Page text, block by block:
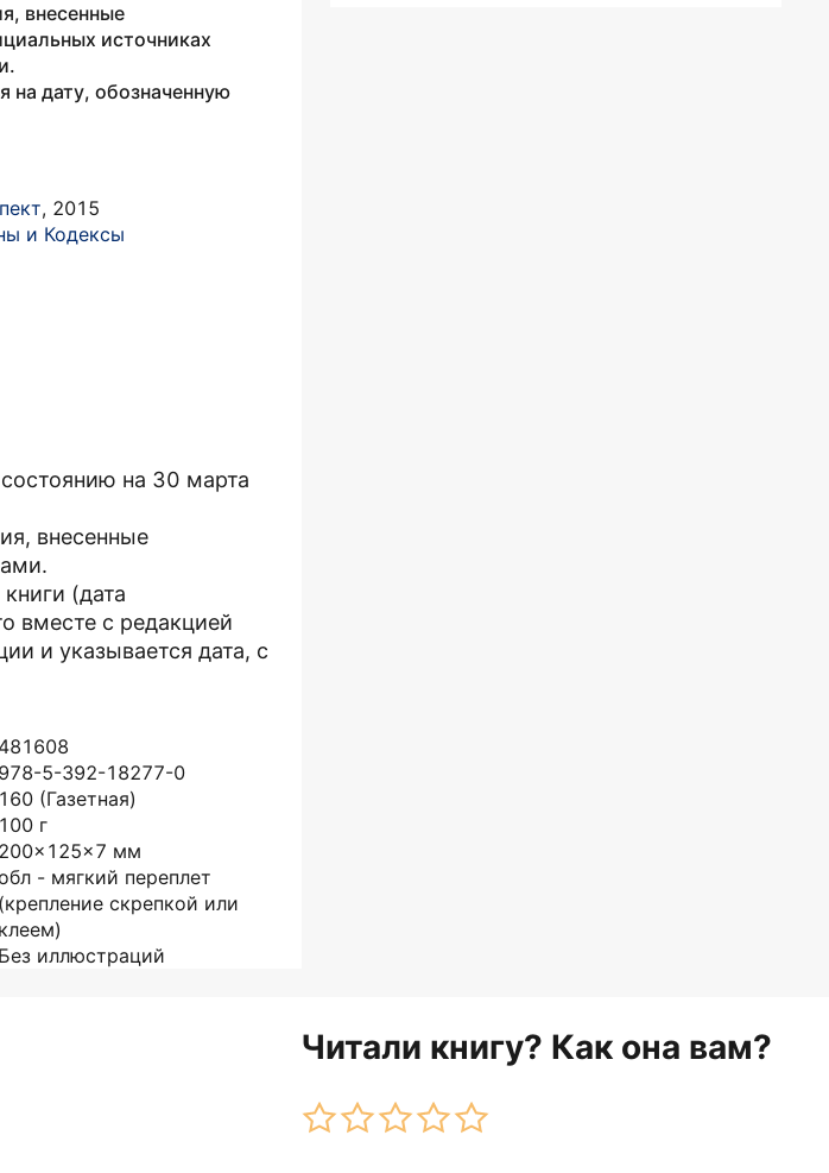
внесенные
источниках
на дату, обозначенную
, 2015
и Кодексы
на 30 марта
внесенные
(дата
вместе с редакцией
и указывается дата, с
481608
978-5-392-18277-0
160 (Газетная)
100 г
200x125x7 мм
- мягкий переплет
(крепление скрепкой или
клеем)
Без иллюстраций
Читали книгу? Как она вам?